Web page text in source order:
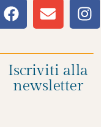
Iscriviti alla
newsletter